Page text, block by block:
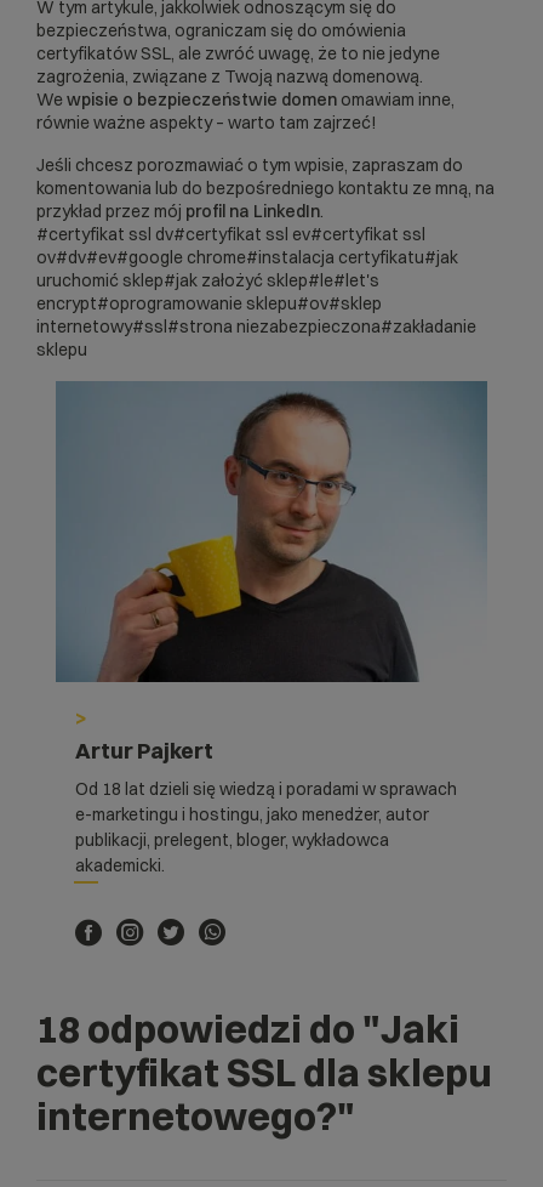
W tym artykule, jakkolwiek odnoszącym się do
bezpieczeństwa, ograniczam się do omówienia
certyfikatów SSL, ale zwróć uwagę, że to nie jedyne
zagrożenia, związane z Twoją nazwą domenową.
We wpisie o bezpieczeństwie domen omawiam inne,
równie ważne aspekty – warto tam zajrzeć!
Jeśli chcesz porozmawiać o tym wpisie, zapraszam do
komentowania lub do bezpośredniego kontaktu ze mną, na
przykład przez mój profil na LinkedIn.
#certyfikat ssl dv#certyfikat ssl ev#certyfikat ssl
ov#dv#ev#google chrome#instalacja certyfikatu#jak
uruchomić sklep#jak założyć sklep#le#let's
encrypt#oprogramowanie sklepu#ov#sklep
internetowy#ssl#strona niezabezpieczona#zakładanie
sklepu
>
Artur Pajkert
Od 18 lat dzieli się wiedzą i poradami w sprawach
e-marketingu i hostingu, jako menedżer, autor
publikacji, prelegent, bloger, wykładowca
akademicki.
18 odpowiedzi do "Jaki
certyfikat SSL dla sklepu
internetowego?"